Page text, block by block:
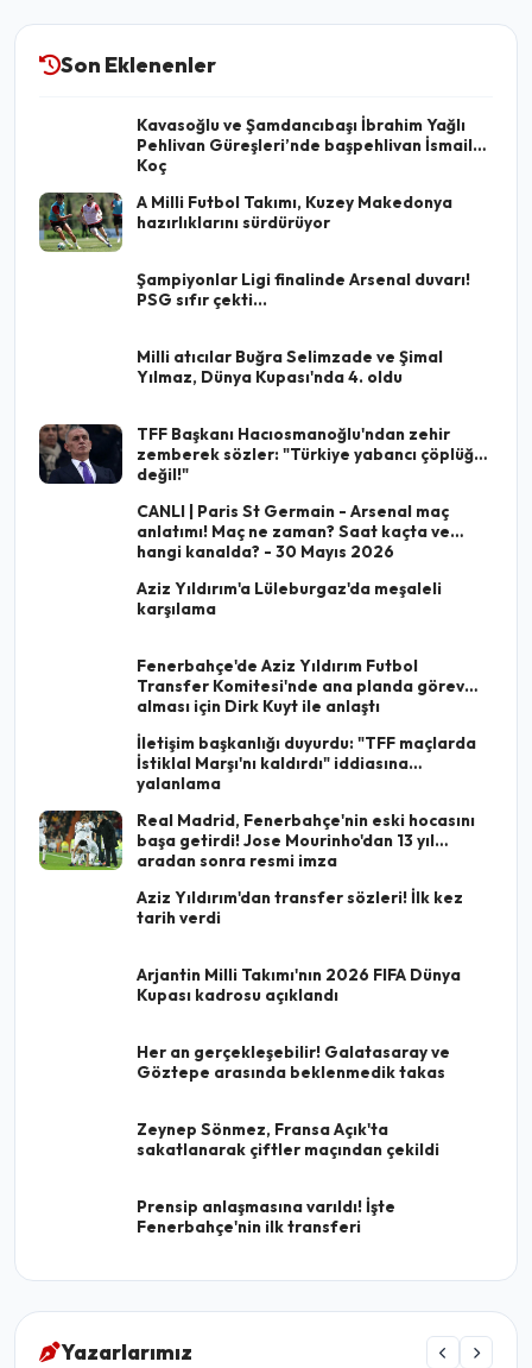
Son Eklenenler
Kavasoğlu ve Şamdancıbaşı İbrahim Yağlı
Pehlivan Güreşleri’nde başpehlivan İsmail
Koç
A Milli Futbol Takımı, Kuzey Makedonya
hazırlıklarını sürdürüyor
Şampiyonlar Ligi finalinde Arsenal duvarı!
PSG sıfır çekti...
Milli atıcılar Buğra Selimzade ve Şimal
Yılmaz, Dünya Kupası'nda 4. oldu
TFF Başkanı Hacıosmanoğlu'ndan zehir
zemberek sözler: "Türkiye yabancı çöplüğü
değil!"
CANLI | Paris St Germain - Arsenal maç
anlatımı! Maç ne zaman? Saat kaçta ve
hangi kanalda? - 30 Mayıs 2026
Aziz Yıldırım'a Lüleburgaz'da meşaleli
karşılama
Fenerbahçe'de Aziz Yıldırım Futbol
Transfer Komitesi'nde ana planda görev
alması için Dirk Kuyt ile anlaştı
İletişim başkanlığı duyurdu: "TFF maçlarda
İstiklal Marşı'nı kaldırdı" iddiasına
yalanlama
Real Madrid, Fenerbahçe'nin eski hocasını
başa getirdi! Jose Mourinho'dan 13 yıl
aradan sonra resmi imza
Aziz Yıldırım'dan transfer sözleri! İlk kez
tarih verdi
Arjantin Milli Takımı'nın 2026 FIFA Dünya
Kupası kadrosu açıklandı
Her an gerçekleşebilir! Galatasaray ve
Göztepe arasında beklenmedik takas
Zeynep Sönmez, Fransa Açık'ta
sakatlanarak çiftler maçından çekildi
Prensip anlaşmasına varıldı! İşte
Fenerbahçe'nin ilk transferi
Yazarlarımız